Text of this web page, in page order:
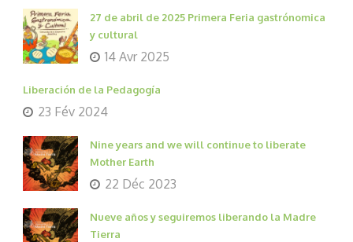
27 de abril de 2025 Primera Feria gastrónomica
y cultural
14 Avr 2025
Liberación de la Pedagogía
23 Fév 2024
Nine years and we will continue to liberate
Mother Earth
22 Déc 2023
Nueve años y seguiremos liberando la Madre
Tierra